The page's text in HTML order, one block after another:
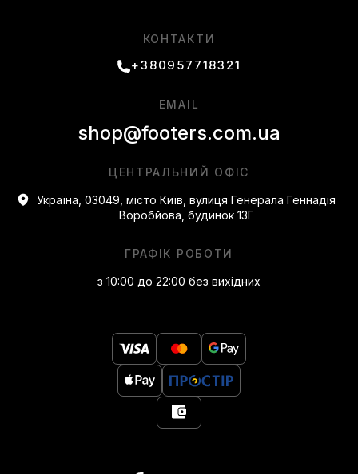
КОНТАКТИ
+380957718321
ЦЕНТРАЛЬНИЙ ОФІС
Україна, 03049, місто Київ, вулиця Генерала Геннадія
Воробйова, будинок 13Г
ГРАФІК РОБОТИ
з 10:00 до 22:00 без вихідних
EMAIL
shop@footers.com.ua